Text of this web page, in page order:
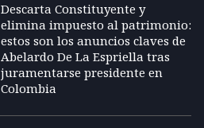
Descarta Constituyente y
elimina impuesto al patrimonio:
estos son los anuncios claves de
Abelardo De La Espriella tras
juramentarse presidente en
Colombia